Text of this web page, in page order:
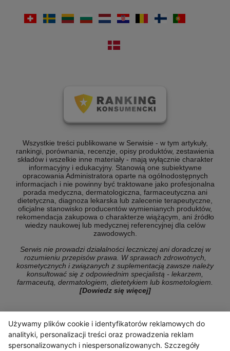
Wszystkie treści publikowane w Serwisie - w tym artykuły,
rankingi, porównania, recenzje, opisy produktów, zestawienia
składów i wszelkie inne materiały - mają wyłącznie charakter
informacyjny i edukacyjny. Stanowią one subiektywne
opracowania Administratora oparte na ogólnodostępnych
informacjach i nie powinny być traktowane jako profesjonalna
porada medyczna, dermatologiczna, farmaceutyczna ani
dietetyczna, diagnoza lekarska lub zalecenie terapeutyczne,
oficjalne stanowisko producentów wymienianych produktów,
rekomendacja zakupowa o charakterze wiążącym, ani źródło
wiedzy naukowej lub medycznej referencyjnej dla celów
zawodowych.
Serwis nie prowadzi działalności leczniczej ani doradczej w
rozumieniu przepisów prawa. W sprawach zdrowotnych,
kosmetycznych i związanych z suplementacją zawsze należy
konsultować się z odpowiednim specjalistą - lekarzem,
farmaceutą, dermatologiem, dietetykiem lub kosmetologiem.
[Dowiedz się więcej]
© Copyright 2026 ranking-konsumencki.pl
Używamy plików cookie i identyfikatorów reklamowych do
analityki, personalizacji treści oraz prowadzenia reklam
spersonalizowanych i niespersonalizowanych. Szczegóły